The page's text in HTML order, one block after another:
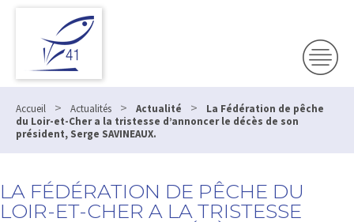
Accueil > Actualités > Actualité >
La Fédération de pêche
du Loir-et-Cher a la tristesse d’annoncer le décès de son
président, Serge SAVINEAUX.
LA FÉDÉRATION DE PÊCHE DU
LOIR-ET-CHER A LA TRISTESSE